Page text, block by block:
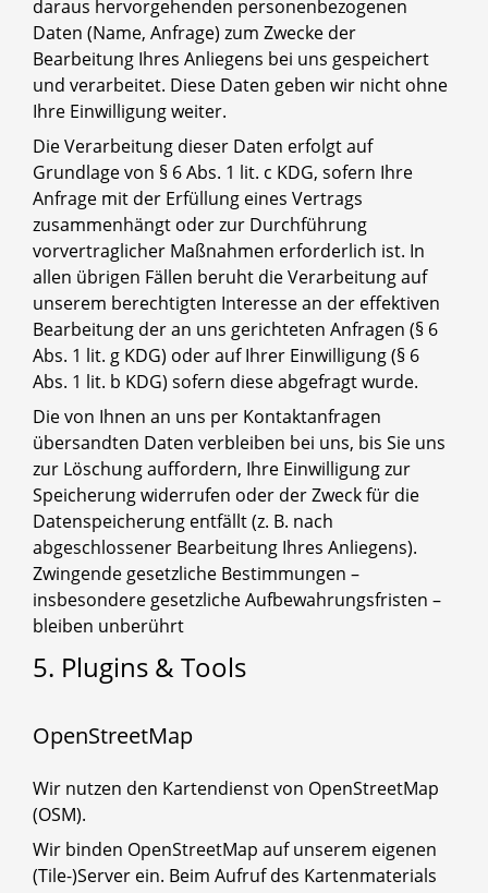
daraus hervorgehenden personenbezogenen
Daten (Name, Anfrage) zum Zwecke der
Bearbeitung Ihres Anliegens bei uns gespeichert
und verarbeitet. Diese Daten geben wir nicht ohne
Ihre Einwilligung weiter.
Die Verarbeitung dieser Daten erfolgt auf
Grundlage von § 6 Abs. 1 lit. c KDG, sofern Ihre
Anfrage mit der Erfüllung eines Vertrags
zusammenhängt oder zur Durchführung
vorvertraglicher Maßnahmen erforderlich ist. In
allen übrigen Fällen beruht die Verarbeitung auf
unserem berechtigten Interesse an der effektiven
Bearbeitung der an uns gerichteten Anfragen (§ 6
Abs. 1 lit. g KDG) oder auf Ihrer Einwilligung (§ 6
Abs. 1 lit. b KDG) sofern diese abgefragt wurde.
Die von Ihnen an uns per Kontaktanfragen
übersandten Daten verbleiben bei uns, bis Sie uns
zur Löschung auffordern, Ihre Einwilligung zur
Speicherung widerrufen oder der Zweck für die
Datenspeicherung entfällt (z. B. nach
abgeschlossener Bearbeitung Ihres Anliegens).
Zwingende gesetzliche Bestimmungen –
insbesondere gesetzliche Aufbewahrungsfristen –
bleiben unberührt
5. Plugins & Tools
OpenStreetMap
Wir nutzen den Kartendienst von OpenStreetMap
(OSM).
Wir binden OpenStreetMap auf unserem eigenen
(Tile-)Server ein. Beim Aufruf des Kartenmaterials